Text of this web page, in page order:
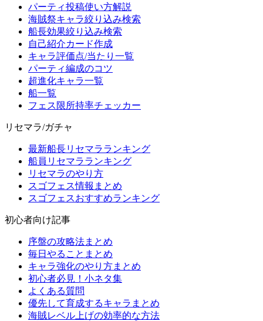
パーティ投稿使い方解説
海賊祭キャラ絞り込み検索
船長効果絞り込み検索
自己紹介カード作成
キャラ評価点/当たり一覧
パーティ編成のコツ
超進化キャラ一覧
船一覧
フェス限所持率チェッカー
リセマラ/ガチャ
最新船長リセマラランキング
船員リセマラランキング
リセマラのやり方
スゴフェス情報まとめ
スゴフェスおすすめランキング
初心者向け記事
序盤の攻略法まとめ
毎日やることまとめ
キャラ強化のやり方まとめ
初心者必見！小ネタ集
よくある質問
優先して育成するキャラまとめ
海賊レベル上げの効率的な方法